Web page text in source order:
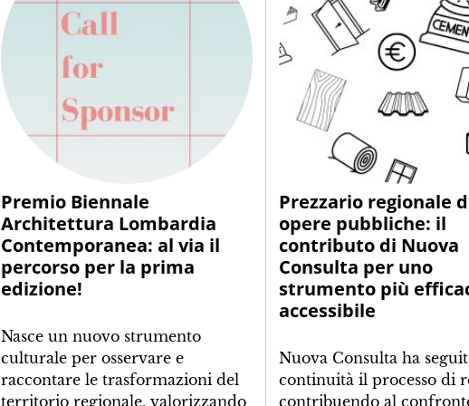
Premio Biennale
Architettura Lombardia
Contemporanea: al via il
percorso per la prima
edizione!
Nasce un nuovo strumento
culturale per osservare e
raccontare le trasformazioni del
territorio regionale, valorizzando
Prezzario regionale
opere pubbliche: il
contributo di Nuova
Consulta per uno
strumento più
accessibile
Nuova Consulta ha
continuità il processo di
contribuendo al